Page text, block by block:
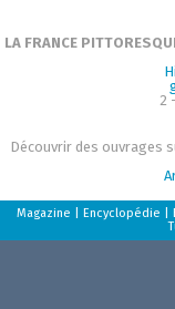
LA FRANCE
2
Découvrir des ouvrages
Magazine |Encyclopédie |